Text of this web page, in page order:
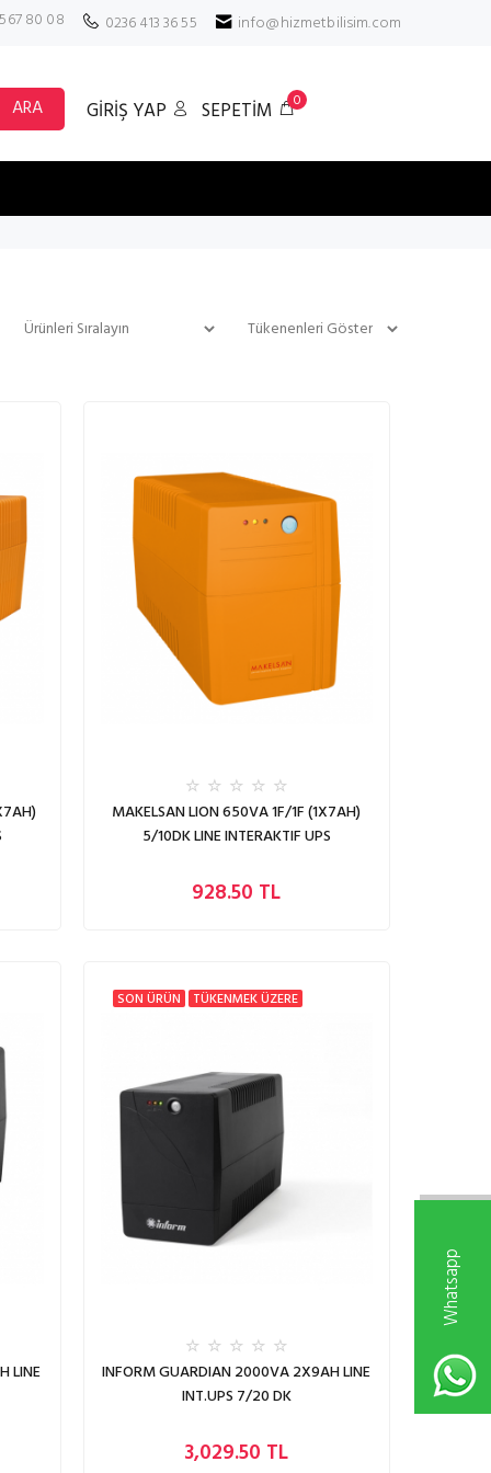
W
h
a
t
s
a
p
p
D
e
s
t
e
k
H
a
t
t
80 08 0236 413 36 55 info@hizmetbilisim.com
ARA GİRİŞ YAP SEPETİM 0
MAKELSAN LION 650VA 1F/1F (1X7AH)
5/10DK LINE INTERAKTIF UPS
928.50 TL
LINE
SON ÜRÜN TÜKENMEK ÜZERE
INFORM GUARDIAN 2000VA 2X9AH LINE
INT.UPS 7/20 DK
3,029.50 TL